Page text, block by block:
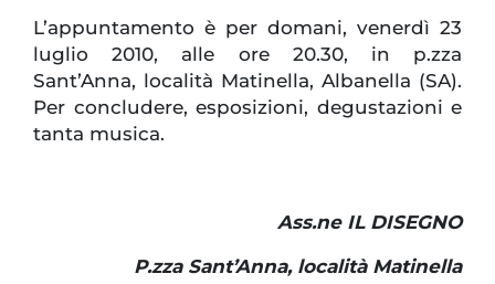
L’appuntamento è per domani, venerdì 23
luglio 2010, alle ore 20.30, in p.zza
Sant’Anna, località Matinella, Albanella (SA).
Per concludere, esposizioni, degustazioni e
tanta musica.
Ass.ne IL DISEGNO
P.zza Sant’Anna, località Matinella